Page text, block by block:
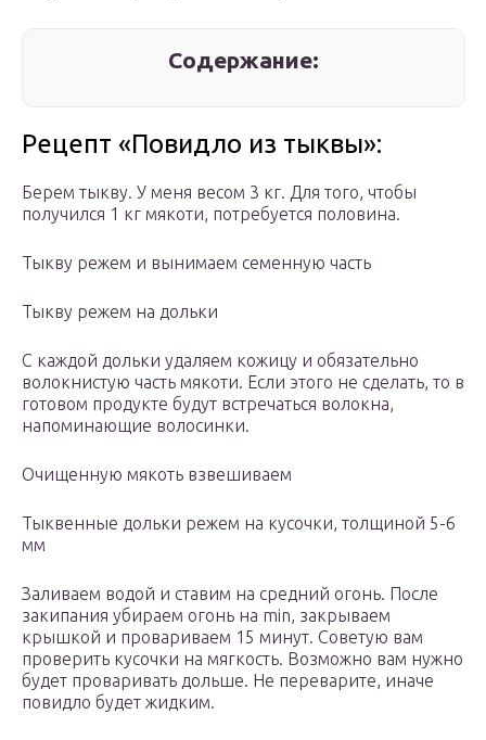
Содержание:
Рецепт «Повидло из тыквы»:
Берем тыкву. У меня весом 3 кг. Для того, чтобы
получился 1 кг мякоти, потребуется половина.
Тыкву режем и вынимаем семенную часть
Тыкву режем на дольки
С каждой дольки удаляем кожицу и обязательно
волокнистую часть мякоти. Если этого не сделать, то в
готовом продукте будут встречаться волокна,
напоминающие волосинки.
Очищенную мякоть взвешиваем
Тыквенные дольки режем на кусочки, толщиной 5-6
мм
Заливаем водой и ставим на средний огонь. После
закипания убираем огонь на min, закрываем
крышкой и провариваем 15 минут. Советую вам
проверить кусочки на мягкость. Возможно вам нужно
будет проваривать дольше. Не переварите, иначе
повидло будет жидким.